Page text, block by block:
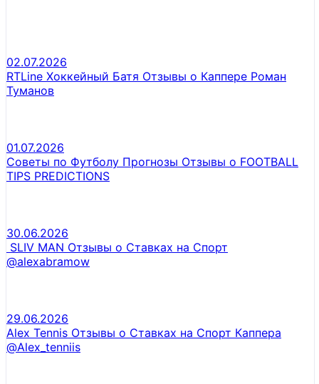
02.07.2026
RTLine Хоккейный Батя Отзывы о Каппере Роман
Туманов
01.07.2026
Советы по Футболу Прогнозы Отзывы о FOOTBALL
TIPS PREDICTIONS
30.06.2026
SLIV MAN Отзывы о Ставках на Спорт
@alexabramow
29.06.2026
Alex Tennis Отзывы о Ставках на Спорт Каппера
@Alex_tenniis